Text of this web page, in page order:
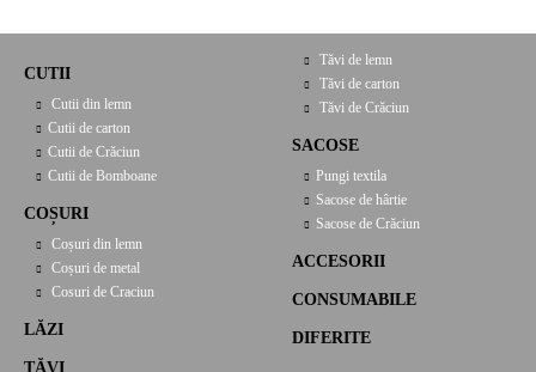
CUTII
Cutii din lemn
Cutii de carton
Cutii de Crăciun
Cutii de Bomboane
COȘURI
Coșuri din lemn
Coșuri de metal
Cosuri de Craciun
LĂZI
TĂVI
Tăvi de lemn
Tăvi de carton
Tăvi de Crăciun
SACOSE
Pungi textila
Sacose de hârtie
Sacose de Crăciun
ACCESORII
CONSUMABILE
DIFERITE